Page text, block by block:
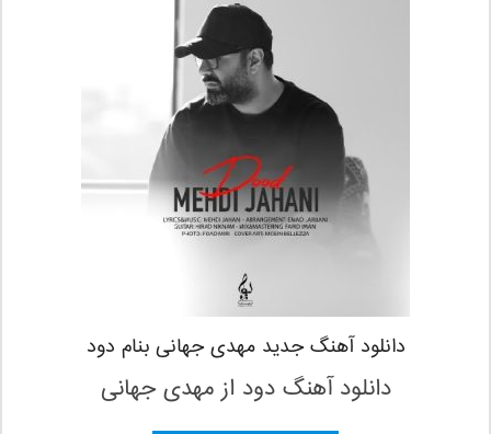
دانلود آهنگ جدید مهدی جهانی بنام دود
دانلود آهنگ دود از مهدی جهانی